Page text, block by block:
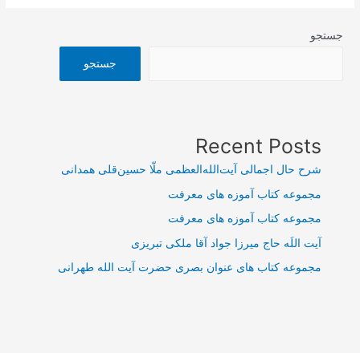
جستجو
جستجو
Recent Posts
شرح حال اجمالی آیت‌الله‌العظمی ملّا حسین‌قلی همدانی
مجموعه کتاب آموزه های معرفت
مجموعه کتاب آموزه های معرفت
آیت اللَه حاج میرزا جواد آقا ملکی تبریزی
مجموعه کتاب های عنوان بصری حضرت آیت الله طهرانی